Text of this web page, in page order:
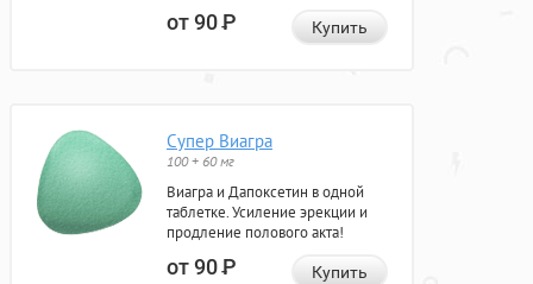
от 90Р Купить
Супер Виагра
100 + 60 мг
Виагра и Дапоксетин в одной
таблетке. Усиление эрекции и
продление полового акта!
от 90Р Купить